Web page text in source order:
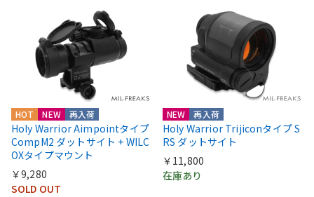
HOT NEW 再入荷
Holy Warrior Aimpointタイプ
CompM2 ダットサイト + WILC
OXタイプマウント
￥9,280
SOLD OUT
NEW 再入荷
Holy Warrior Trijiconタイプ S
RS ダットサイト
￥11,800
在庫あり